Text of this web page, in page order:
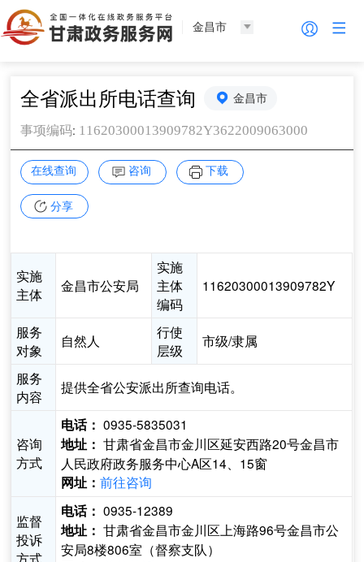
金昌市
全省派出所电话查询 金昌市
事项编码: 11620300013909782Y3622009063000
在线查询 咨询 下载
分享
实施
主体
金昌市公安局
实施
主体
编码
11620300013909782Y
服务
对象
自然人
行使
层级
市级/隶属
服务
内容
提供全省公安派出所查询电话。
咨询
方式
电话： 0935-5835031
地址： 甘肃省金昌市金川区延安西路20号金昌市
人民政府政务服务中心A区14、15窗
网址：前往咨询
监督
投诉
方式
电话： 0935-12389
地址： 甘肃省金昌市金川区上海路96号金昌市公
安局8楼806室（督察支队）